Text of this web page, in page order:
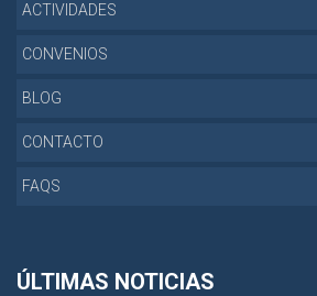
ACTIVIDADES
CONVENIOS
BLOG
CONTACTO
FAQS
ÚLTIMAS NOTICIAS